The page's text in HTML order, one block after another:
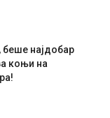
беше најдобар
коњи на